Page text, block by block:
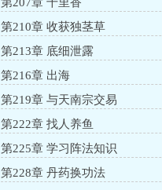
第210章 收获独茎草
第213章 底细泄露
第216章 出海
第219章 与天南宗交易
第222章 找人养鱼
第225章 学习阵法知识
第228章 丹药换功法